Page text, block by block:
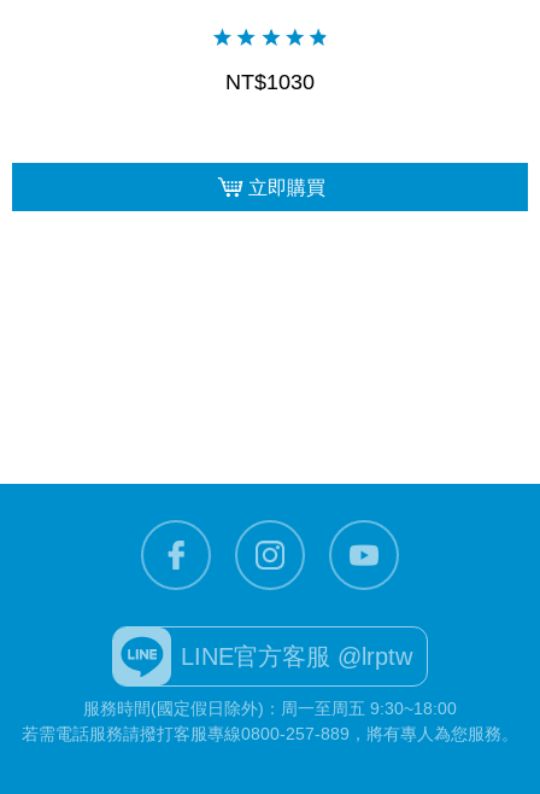
NT$1030
立即購買
LINE官方客服 @lrptw
服務時間(國定假日除外)：周一至周五 9:30~18:00
若需電話服務請撥打客服專線0800-257-889 ，將有專人為您服務。